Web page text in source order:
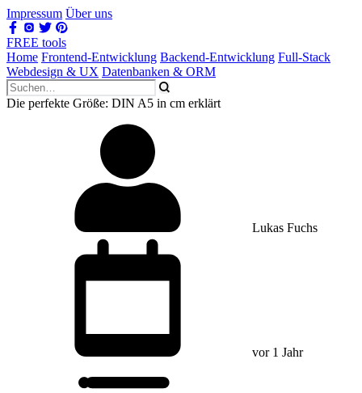
Impressum Über uns
FREE tools
Home Frontend-Entwicklung Backend-Entwicklung Full-Stack
Webdesign & UX Datenbanken & ORM
Die perfekte Größe: DIN A5 in cm erklärt
Lukas Fuchs
vor 1 Jahr